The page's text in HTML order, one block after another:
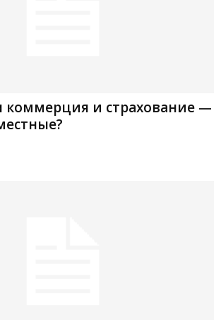
коммерция и страхование —